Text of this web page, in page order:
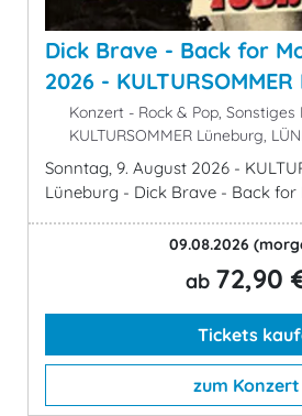
Dick Brave - Back for
2026 -
Konzert - Rock & Pop, Sonstiges
KULTURSOMMER Lüneburg,
Sonntag, 9. August 2026 -
Lüneburg - Dick Brave - Back for
09.08.2026
ab 72,90
Tickets
zum Konzert